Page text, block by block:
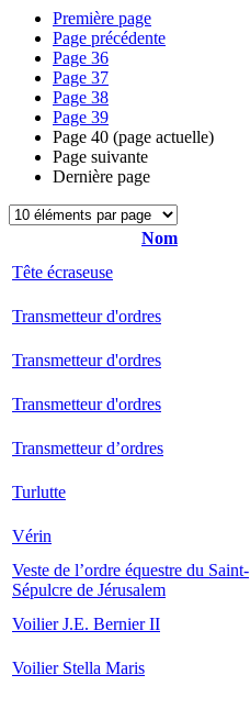
Première page
Page précédente
Page 36
Page 37
Page 38
Page 39
Page 40 (page actuelle)
Page suivante
Dernière page
Nom
Tête écraseuse
Transmetteur d'ordres
Transmetteur d'ordres
Transmetteur d'ordres
Transmetteur d’ordres
Turlutte
Vérin
Veste de l’ordre équestre du Saint-
Sépulcre de Jérusalem
Voilier J.E. Bernier II
Voilier Stella Maris